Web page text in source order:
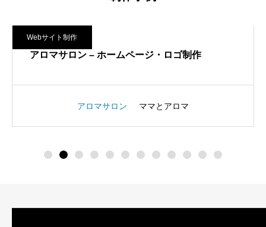
Webサイト制作
アロマサロン – ホームページ・ロゴ制作
アロマサロン ママとアロマ